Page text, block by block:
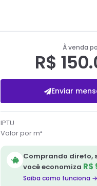
À venda
R$
Enviar
IPTU
Valor por m²
Comprando direto,
você economiza R$
Saiba como funciona →